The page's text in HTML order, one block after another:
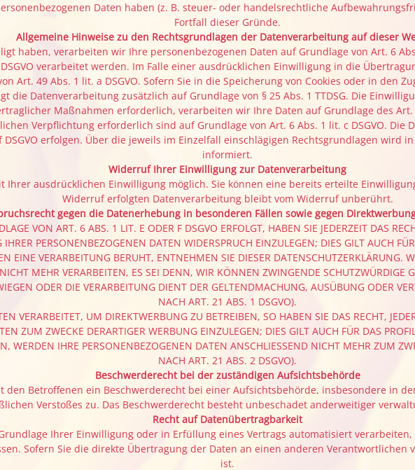
Daten haben (z. B. steuer- oder handelsrechtliche
Fortfall dieser Gründe.
Allgemeine Hinweise zu den Rechtsgrundlagen der Datenverarbeitung auf dieser
haben, verarbeiten wir Ihre personenbezogenen Daten auf Grundlage von Art. 6
verarbeitet werden. Im Falle einer ausdrücklichen Einwilligung in die
Art. 49 Abs. 1 lit. a DSGVO. Sofern Sie in die Speicherung von Cookies oder in den
die Datenverarbeitung zusätzlich auf Grundlage von § 25 Abs. 1 TTDSG. Die
Maßnahmen erforderlich, verarbeiten wir Ihre Daten auf Grundlage des Art.
Verpflichtung erforderlich sind auf Grundlage von Art. 6 Abs. 1 lit. c DSGVO.
erfolgen. Über die jeweils im Einzelfall einschlägigen Rechtsgrundlagen wird
informiert.
Widerruf Ihrer Einwilligung zur Datenverarbeitung
Ihrer ausdrücklichen Einwilligung möglich. Sie können eine bereits erteilte
Widerruf erfolgten Datenverarbeitung bleibt vom Widerruf unberührt.
gegen die Datenerhebung in besonderen Fällen sowie gegen Direktwerbung
VON ART. 6 ABS. 1 LIT. E ODER F DSGVO ERFOLGT, HABEN SIE JEDERZEIT DAS
PERSONENBEZOGENEN DATEN WIDERSPRUCH EINZULEGEN; DIES GILT AUCH
EINE VERARBEITUNG BERUHT, ENTNEHMEN SIE DIESER DATENSCHUTZERKLÄRUNG.
MEHR VERARBEITEN, ES SEI DENN, WIR KÖNNEN ZWINGENDE SCHUTZWÜRDIGE
ODER DIE VERARBEITUNG DIENT DER GELTENDMACHUNG, AUSÜBUNG ODER
NACH ART. 21 ABS. 1 DSGVO).
VERARBEITET, UM DIREKTWERBUNG ZU BETREIBEN, SO HABEN SIE DAS RECHT,
ZUM ZWECKE DERARTIGER WERBUNG EINZULEGEN; DIES GILT AUCH FÜR DAS
WERDEN IHRE PERSONENBEZOGENEN DATEN ANSCHLIESSEND NICHT MEHR ZUM
NACH ART. 21 ABS. 2 DSGVO).
Beschwerde­recht bei der zuständigen Aufsichts­behörde
den Betroffenen ein Beschwerderecht bei einer Aufsichtsbehörde, insbesondere in
Verstoßes zu. Das Beschwerderecht besteht unbeschadet anderweitiger
Recht auf Daten­übertrag­barkeit
Ihrer Einwilligung oder in Erfüllung eines Vertrags automatisiert
Sofern Sie die direkte Übertragung der Daten an einen anderen
ist.